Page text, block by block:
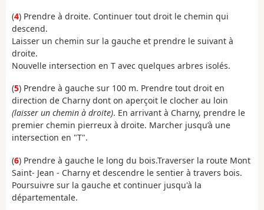
(4) Prendre à droite. Continuer tout droit le chemin qui
descend.
Laisser un chemin sur la gauche et prendre le suivant à
droite.
Nouvelle intersection en T avec quelques arbres isolés.
(5) Prendre à gauche sur 100 m. Prendre tout droit en
direction de Charny dont on aperçoit le clocher au loin
(laisser un chemin à droite). En arrivant à Charny, prendre le
premier chemin pierreux à droite. Marcher jusqu’à une
intersection en "T".
(6) Prendre à gauche le long du bois.Traverser la route Mont
Saint- Jean - Charny et descendre le sentier à travers bois.
Poursuivre sur la gauche et continuer jusqu'à la
départementale.